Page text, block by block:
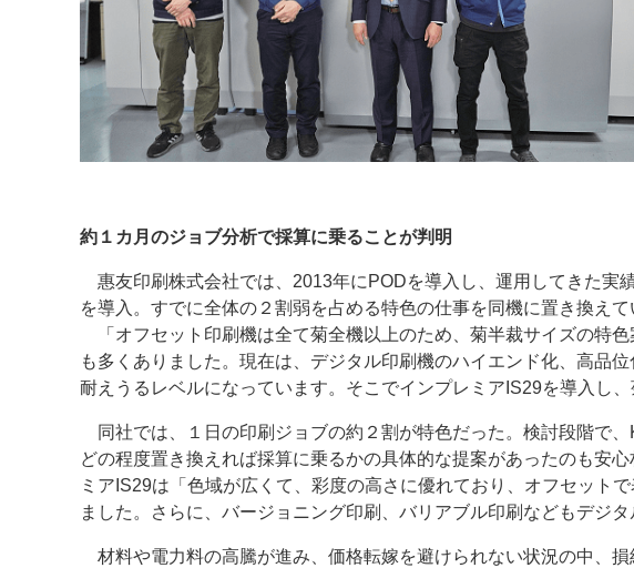
約１カ月のジョブ分析で採算に乗ることが判明
惠友印刷株式会社では、2013年にPODを導入し、運用してきた実
を導入。すでに全体の２割弱を占める特色の仕事を同機に置き換えて
「オフセット印刷機は全て菊全機以上のため、菊半裁サイズの特
も多くありました。現在は、デジタル印刷機のハイエンド化、高品
耐えうるレベルになっています。そこでインプレミアIS29を導入し
同社では、１日の印刷ジョブの約２割が特色だった。検討段階で
どの程度置き換えれば採算に乗るかの具体的な提案があったのも安
ミアIS29は「色域が広くて、彩度の高さに優れており、オフセット
ました。さらに、バージョニング印刷、バリアブル印刷などもデジ
材料や電力料の高騰が進み、価格転嫁を避けられない状況の中、